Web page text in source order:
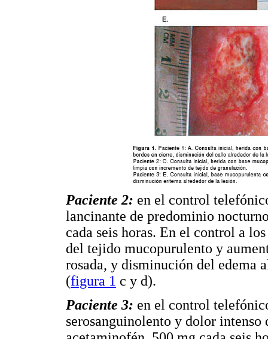
Paciente 2: en el control
lancinante de predominio
cada seis horas. En el control a
del tejido mucopurulento y
rosada, y disminución del edema
(figura 1 c y d).
Paciente 3: en el control
serosanguinolento y dolor